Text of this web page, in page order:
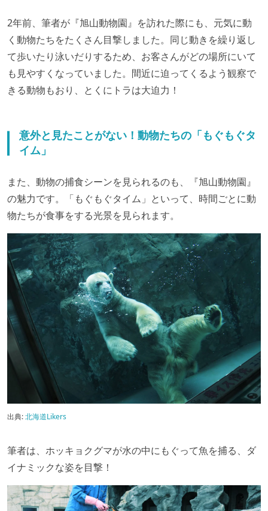
2年前、筆者が『旭山動物園』を訪れた際にも、元気に動
く動物たちをたくさん目撃しました。同じ動きを繰り返し
て歩いたり泳いだりするため、お客さんがどの場所にいて
も見やすくなっていました。間近に迫ってくるよう観察で
きる動物もおり、とくにトラは大迫力！
意外と見たことがない！動物たちの「もぐもぐタ
イム」
また、動物の捕食シーンを見られるのも、『旭山動物園』
の魅力です。「もぐもぐタイム」といって、時間ごとに動
物たちが食事をする光景を見られます。
出典:北海道Likers
筆者は、ホッキョクグマが水の中にもぐって魚を捕る、ダ
イナミックな姿を目撃！